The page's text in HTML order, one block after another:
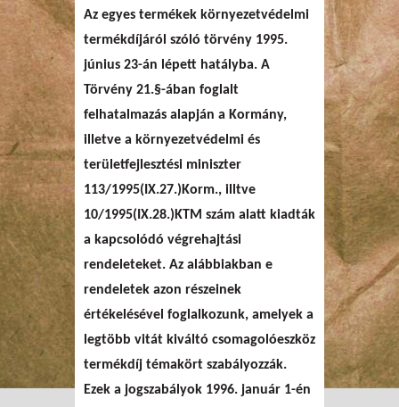
Az egyes termékek környezetvédelmi
termékdíjáról szóló törvény 1995.
június 23-án lépett hatályba. A
Törvény 21.§-ában foglalt
felhatalmazás alapján a Kormány,
illetve a környezetvédelmi és
területfejlesztési miniszter
113/1995(IX.27.)Korm., illtve
10/1995(IX.28.)KTM szám alatt kiadták
a kapcsolódó végrehajtási
rendeleteket. Az alábbiakban e
rendeletek azon részeinek
értékelésével foglalkozunk, amelyek a
legtöbb vitát kiváltó csomagolóeszköz
termékdíj témakört szabályozzák.
Ezek a jogszabályok 1996. január 1-én